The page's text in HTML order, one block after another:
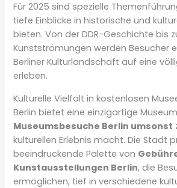
Für 2025 sind spezielle
tiefe Einblicke in historische und
bieten. Von der DDR-Geschichte bis
Kunstströmungen werden Besucher
Berliner Kulturlandschaft auf eine
erleben.
Kulturelle Vielfalt in kostenlosen
Berlin bietet eine einzigartige
Museumsbesuche Berlin umsonst
kulturellen Erlebnis macht. Die Stadt
beeindruckende Palette von
Kunstausstellungen Berlin, die
ermöglichen, tief in verschiedene